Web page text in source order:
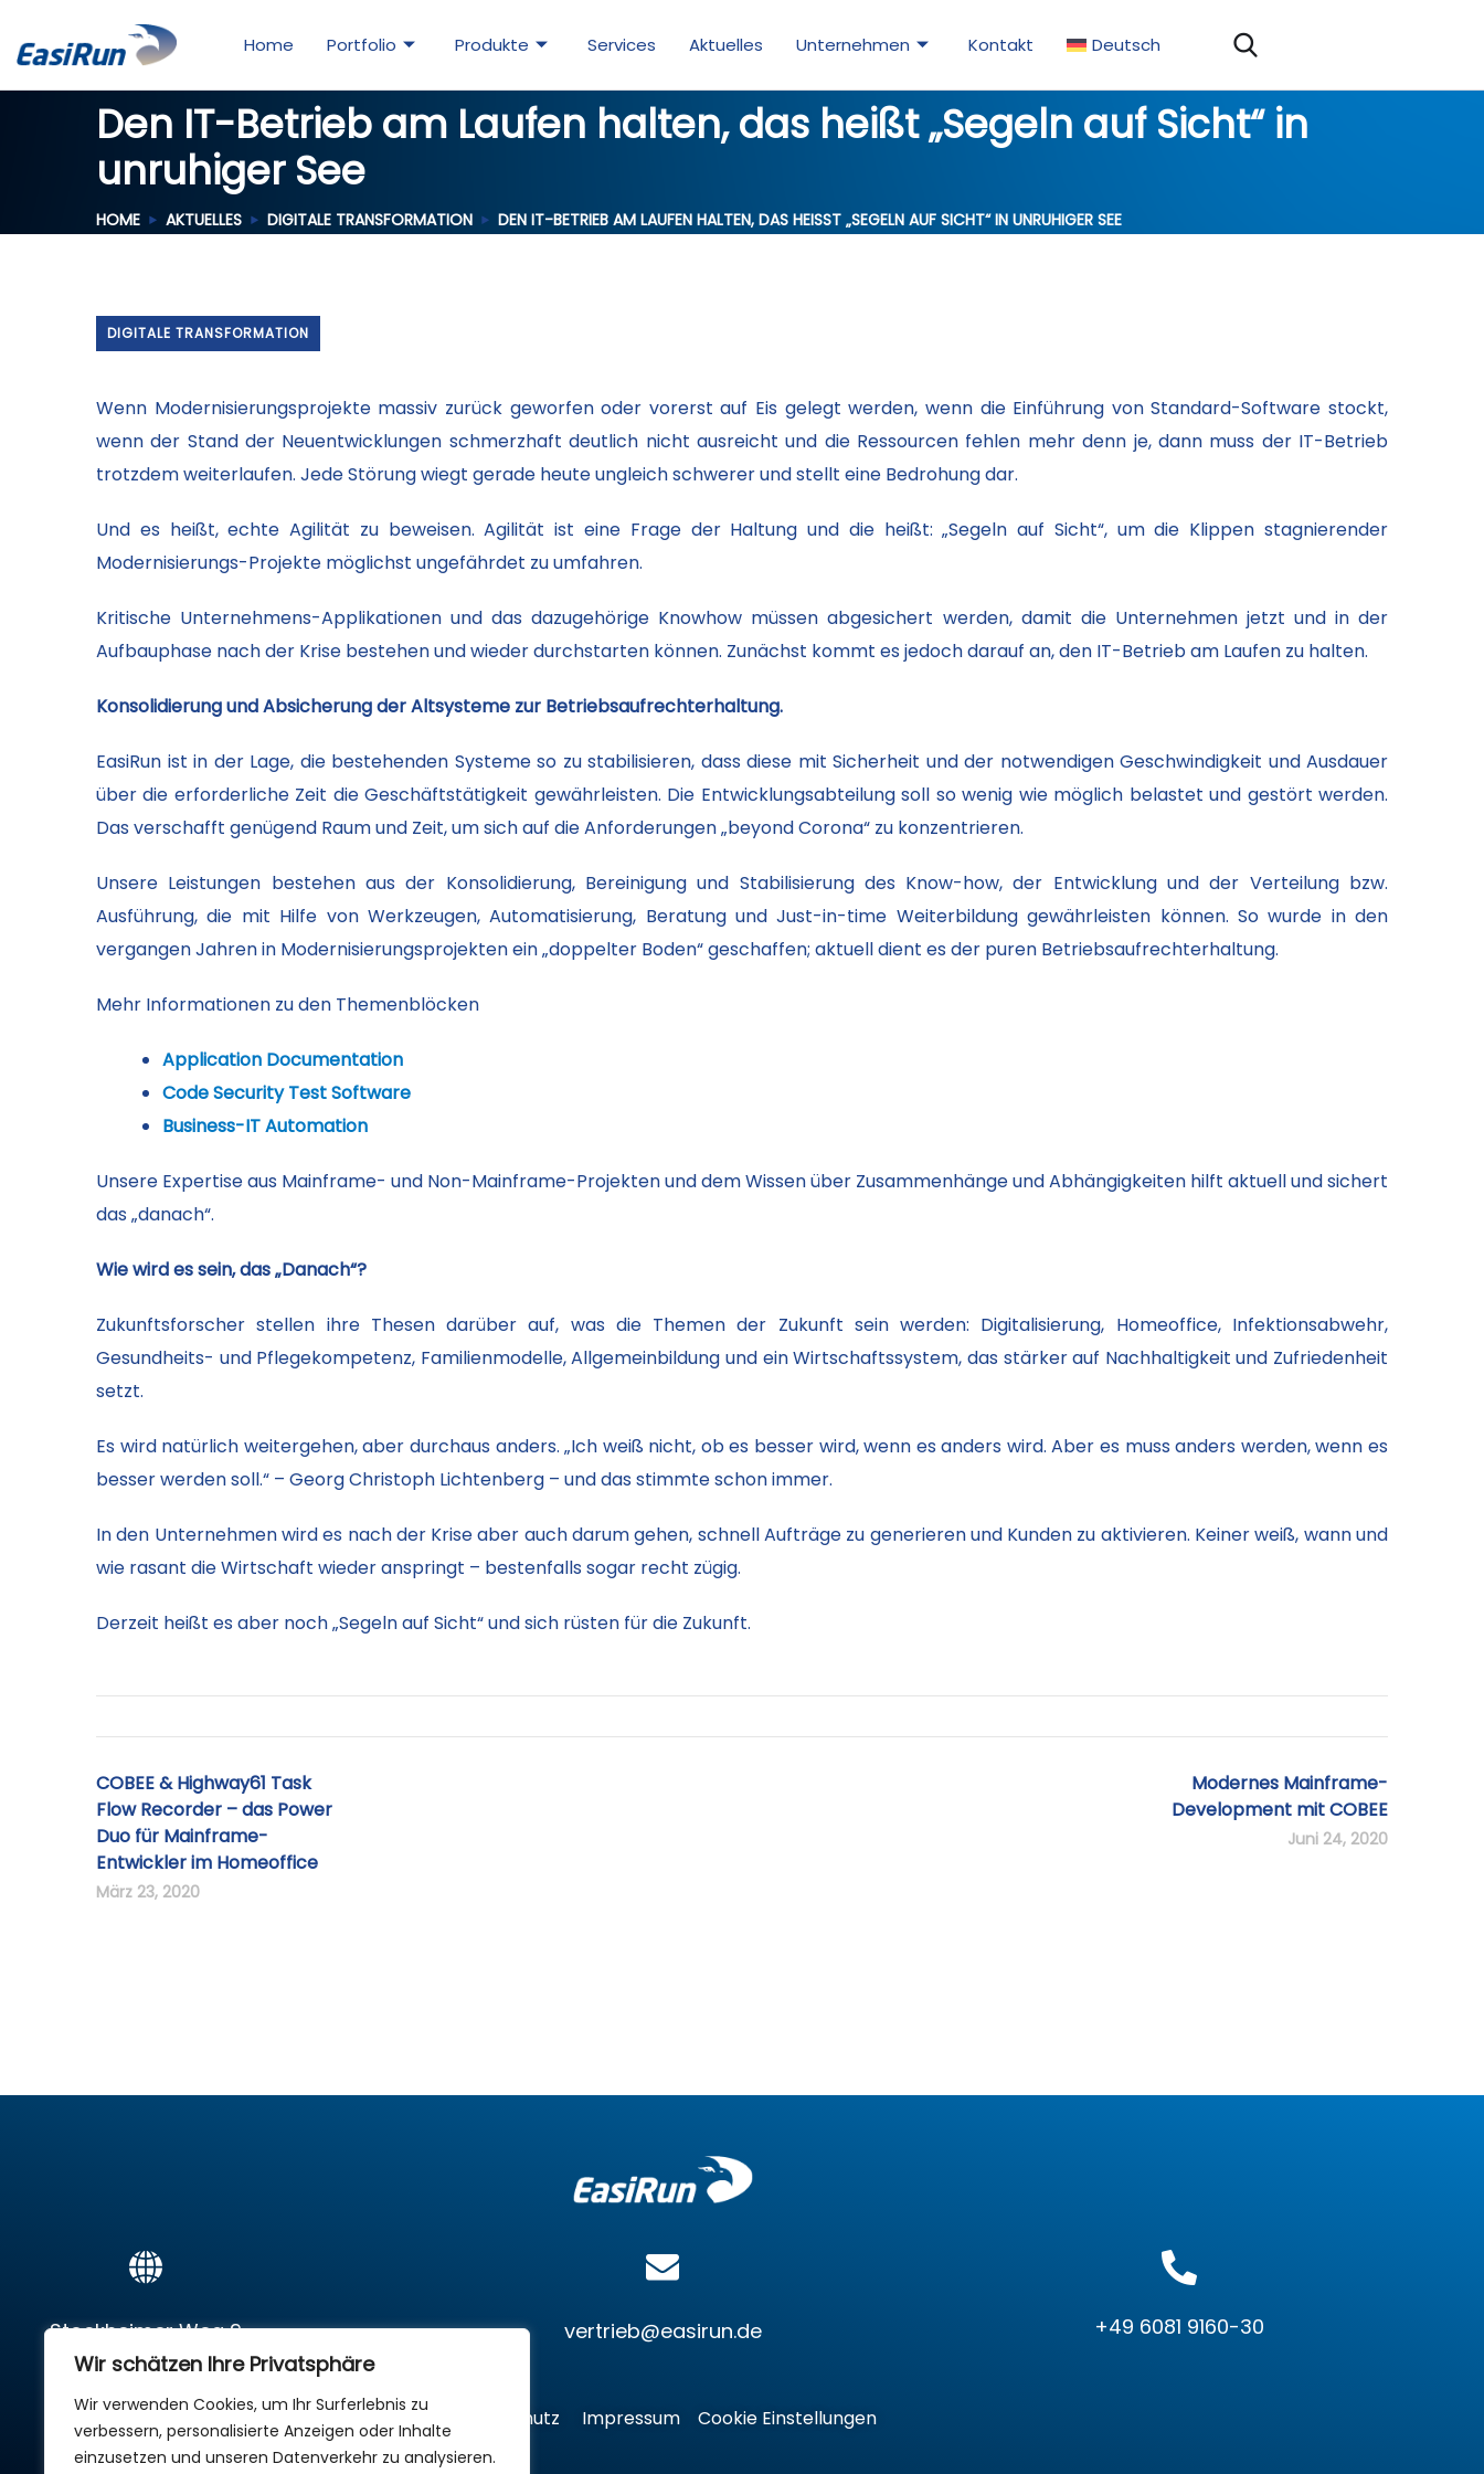
Wir schätzen Ihre Privatsphäre
Wir verwenden Cookies, um Ihr Surferlebnis zu
verbessern, personalisierte Anzeigen oder Inhalte
einzusetzen und unseren Datenverkehr zu analysieren.
Home Portfolio Produkte Services Aktuelles Unternehmen Kontakt Deutsch
Den IT-Betrieb am Laufen halten, das heißt „Segeln auf Sicht“ in
unruhiger See
HOME AKTUELLES DIGITALE TRANSFORMATION DEN IT-BETRIEB AM LAUFEN HALTEN, DAS HEISST „SEGELN AUF SICHT“ IN UNRUHIGER SEE
DIGITALE TRANSFORMATION
Wenn Modernisierungsprojekte massiv zurück geworfen oder vorerst auf Eis gelegt werden, wenn die Einführung von Standard-Software stockt,
wenn der Stand der Neuentwicklungen schmerzhaft deutlich nicht ausreicht und die Ressourcen fehlen mehr denn je, dann muss der IT-Betrieb
trotzdem weiterlaufen. Jede Störung wiegt gerade heute ungleich schwerer und stellt eine Bedrohung dar.
Und es heißt, echte Agilität zu beweisen. Agilität ist eine Frage der Haltung und die heißt: „Segeln auf Sicht“, um die Klippen stagnierender
Modernisierungs-Projekte möglichst ungefährdet zu umfahren.
Kritische Unternehmens-Applikationen und das dazugehörige Knowhow müssen abgesichert werden, damit die Unternehmen jetzt und in der
Aufbauphase nach der Krise bestehen und wieder durchstarten können. Zunächst kommt es jedoch darauf an, den IT-Betrieb am Laufen zu halten.
Konsolidierung und Absicherung der Altsysteme zur Betriebsaufrechterhaltung.
EasiRun ist in der Lage, die bestehenden Systeme so zu stabilisieren, dass diese mit Sicherheit und der notwendigen Geschwindigkeit und Ausdauer
über die erforderliche Zeit die Geschäftstätigkeit gewährleisten. Die Entwicklungsabteilung soll so wenig wie möglich belastet und gestört werden.
Das verschafft genügend Raum und Zeit, um sich auf die Anforderungen „beyond Corona“ zu konzentrieren.
Unsere Leistungen bestehen aus der Konsolidierung, Bereinigung und Stabilisierung des Know-how, der Entwicklung und der Verteilung bzw.
Ausführung, die mit Hilfe von Werkzeugen, Automatisierung, Beratung und Just-in-time Weiterbildung gewährleisten können. So wurde in den
vergangen Jahren in Modernisierungsprojekten ein „doppelter Boden“ geschaffen; aktuell dient es der puren Betriebsaufrechterhaltung.
Mehr Informationen zu den Themenblöcken
Application Documentation
Code Security Test Software
Business-IT Automation
Unsere Expertise aus Mainframe- und Non-Mainframe-Projekten und dem Wissen über Zusammenhänge und Abhängigkeiten hilft aktuell und sichert
das „danach“.
Wie wird es sein, das „Danach“?
Zukunftsforscher stellen ihre Thesen darüber auf, was die Themen der Zukunft sein werden: Digitalisierung, Homeoffice, Infektionsabwehr,
Gesundheits- und Pflegekompetenz, Familienmodelle, Allgemeinbildung und ein Wirtschaftssystem, das stärker auf Nachhaltigkeit und Zufriedenheit
setzt.
Es wird natürlich weitergehen, aber durchaus anders. „Ich weiß nicht, ob es besser wird, wenn es anders wird. Aber es muss anders werden, wenn es
besser werden soll.“ – Georg Christoph Lichtenberg – und das stimmte schon immer.
In den Unternehmen wird es nach der Krise aber auch darum gehen, schnell Aufträge zu generieren und Kunden zu aktivieren. Keiner weiß, wann und
wie rasant die Wirtschaft wieder anspringt – bestenfalls sogar recht zügig.
Derzeit heißt es aber noch „Segeln auf Sicht“ und sich rüsten für die Zukunft.
COBEE & Highway61 Task
Flow Recorder – das Power
Duo für Mainframe-
Entwickler im Homeoffice
März 23, 2020
Modernes Mainframe-
Development mit COBEE
Juni 24, 2020
Stockheimer Weg 9
61250 Usingen
vertrieb@easirun.de +49 6081 9160-30
Datenschutz Impressum Cookie Einstellungen